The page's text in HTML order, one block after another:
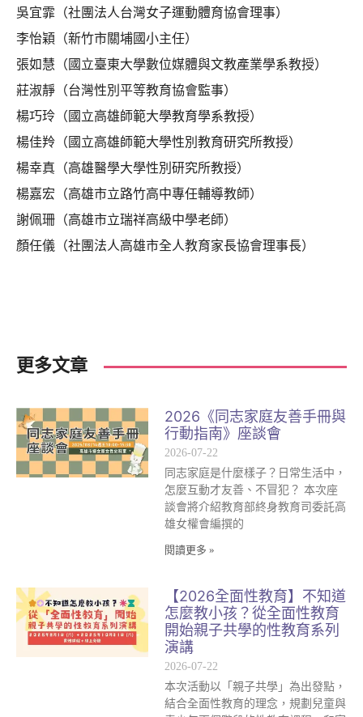
吳宜霏（社團法人台灣女子運動體育協會理事）
李怡穎（新竹市關埔國小主任）
張如慧（國立臺東大學數位媒體與文教產業學系教授）
莊淑靜（台灣性別平等教育協會監事）
楊巧玲（國立高雄師範大學教育學系教授）
楊佳羚（國立高雄師範大學性別教育研究所教授）
楊幸真（高雄醫學大學性別研究所教授）
楊嘉宏（高雄市立路竹高中專任輔導教師）
謝佩珊（高雄市立瑞祥高級中學老師）
顏任儀（社團法人高雄市全人教育家長協會理事長）
更多文章
2026《同志家庭友善手冊與
行動指南》座談會
2026-07-22
同志家庭是什麼樣子？日常生活中，
怎麼互動才友善、不冒犯？ 本次座
談會將介紹教育部終身教育司委託高
雄女權會編撰的
閱讀更多 »
【2026全面性教育】不知道
怎麼教小孩？從全面性教育
開始親子共學的性教育系列
演講
2026-07-22
本次活動以「親子共學」為出發點，
結合全面性教育的理念，規劃兒童與